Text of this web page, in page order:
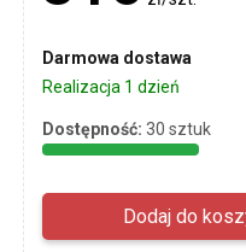
Darmowa dostawa
Realizacja 1 dzień
Dostępność: 30 sztuk